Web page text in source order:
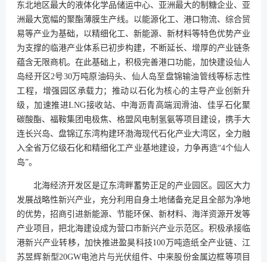
东北地区最大的液体化学品储运中心、亚洲最大的制糖企业、亚
洲最大宽幅的聚酯薄膜生产线。以能源化工、港口物流、综合贸
易等产业为基础，以精细化工、新能源、新材料等特色优势产业
为支撑的临港产业体系已初步构建，不断延长、增厚的产业链条
蕴含无限商机。在此基础上，积极完善港口功能，加快建设仙人
岛经开区2号30万吨原油码头、仙人岛至盘锦输油管线等标志性
工程，增强园区承载力；推动以石化为核心的主导产业创新升
级，加速推进LNG接收站、中海沥青高端润滑油、佳孚石化聚
碳酸酯、福鞍集团电极焦、格盟风电制氢氨等项目建设，携手大
连长兴岛、盘锦辽东湾构建环渤海现代石化产业大湾区，全力融
入全省万亿级石化和精细化工产业基地建设，力争再造“4个仙人
岛”。
北海经济开发区是辽东湾畔蓄势正足的产业园区。园区大力
发展战略性新兴产业，充分利用自身土地储备充足且全部为净地
的优势，招商引进新能源、节能环保、新材料、海洋资源开发等
产业项目，把北海建设成为营口市新兴产业示范区。积极承接临
港新兴产业转移，加快推进盈昊科技100万吨造纸全产业链、江
苏昱辉新型20GW电池片与光伏组件、中来股份金属边框等项目